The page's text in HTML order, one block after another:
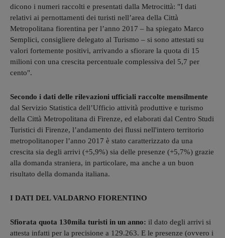
dicono i numeri raccolti e presentati dalla Metrocittà: "I dati
relativi ai pernottamenti dei turisti nell’area della Città
Metropolitana fiorentina per l’anno 2017 – ha spiegato Marco
Semplici, consigliere delegato al Turismo – si sono attestati su
valori fortemente positivi, arrivando a sfiorare la quota di 15
milioni con una crescita percentuale complessiva del 5,7 per
cento".
Secondo i dati delle rilevazioni ufficiali raccolte mensilmente
dal Servizio Statistica dell’Ufficio attività produttive e turismo
della Città Metropolitana di Firenze, ed elaborati dal Centro Studi
Turistici di Firenze, l’andamento dei flussi nell'intero territorio
metropolitanoper l’anno 2017 è stato caratterizzato da una
crescita sia degli arrivi (+5,9%) sia delle presenze (+5,7%) grazie
alla domanda straniera, in particolare, ma anche a un buon
risultato della domanda italiana.
I DATI DEL VALDARNO FIORENTINO
Sfiorata quota 130mila turisti in un anno: il dato degli arrivi si
attesta infatti per la precisione a 129.263. E le presenze (ovvero i